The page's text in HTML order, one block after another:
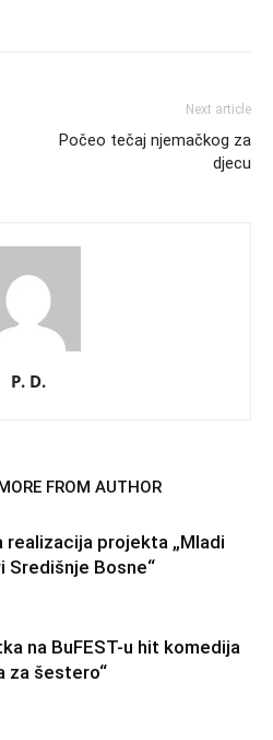
Next article
Počeo tečaj njemačkog za
djecu
P. D.
FROM AUTHOR
realizacija projekta „Mladi
Središnje Bosne“
na BuFEST-u hit komedija
za šestero“